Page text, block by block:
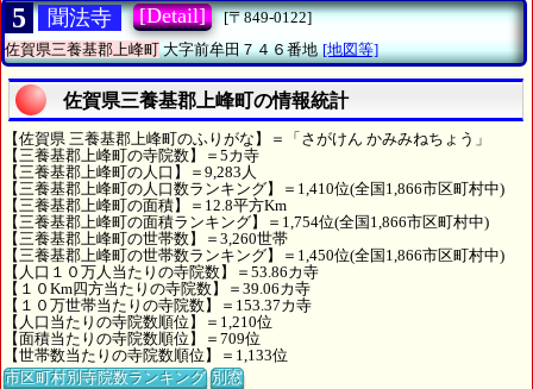
5 聞法寺 [Detail]
[〒849-0122]
佐賀県三養基郡上峰町大字前牟田７４６番地 [地図等]
佐賀県三養基郡上峰町の情報統計
【佐賀県 三養基郡上峰町のふりがな】＝「さがけん かみみねちょう」
【三養基郡上峰町の寺院数】＝5カ寺
【三養基郡上峰町の人口】＝9,283人
【三養基郡上峰町の人口数ランキング】＝1,410位(全国1,866市区町村中)
【三養基郡上峰町の面積】＝12.8平方Km
【三養基郡上峰町の面積ランキング】＝1,754位(全国1,866市区町村中)
【三養基郡上峰町の世帯数】＝3,260世帯
【三養基郡上峰町の世帯数ランキング】＝1,450位(全国1,866市区町村中)
【人口１０万人当たりの寺院数】＝53.86カ寺
【１０Km四方当たりの寺院数】＝39.06カ寺
【１０万世帯当たりの寺院数】＝153.37カ寺
【人口当たりの寺院数順位】＝1,210位
【面積当たりの寺院数順位】＝709位
【世帯数当たりの寺院数順位】＝1,133位
市区町村別寺院数ランキング 別窓